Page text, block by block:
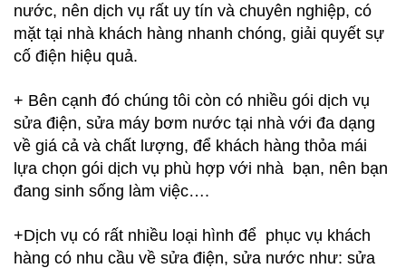
nước, nên dịch vụ rất uy tín và chuyên nghiệp, có
mặt tại nhà khách hàng nhanh chóng, giải quyết sự
cố điện hiệu quả.
+ Bên cạnh đó chúng tôi còn có nhiều gói dịch vụ
sửa điện, sửa máy bơm nước tại nhà với đa dạng
về giá cả và chất lượng, để khách hàng thỏa mái
lựa chọn gói dịch vụ phù hợp với nhà bạn, nên bạn
đang sinh sống làm việc….
+Dịch vụ có rất nhiều loại hình để phục vụ khách
hàng có nhu cầu về sửa điện, sửa nước như: sửa